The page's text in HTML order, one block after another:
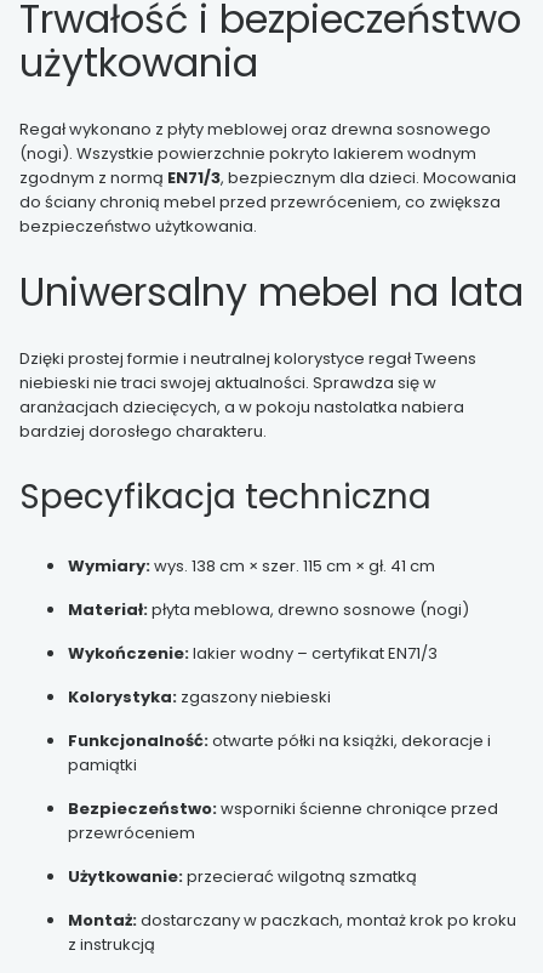
Trwałość i bezpieczeństwo
użytkowania
Regał wykonano z płyty meblowej oraz drewna sosnowego
(nogi). Wszystkie powierzchnie pokryto lakierem wodnym
zgodnym z normą EN71/3, bezpiecznym dla dzieci. Mocowania
do ściany chronią mebel przed przewróceniem, co zwiększa
bezpieczeństwo użytkowania.
Uniwersalny mebel na lata
Dzięki prostej formie i neutralnej kolorystyce regał Tweens
niebieski nie traci swojej aktualności. Sprawdza się w
aranżacjach dziecięcych, a w pokoju nastolatka nabiera
bardziej dorosłego charakteru.
Specyfikacja techniczna
Wymiary:wys. 138 cm × szer. 115 cm × gł. 41 cm
Materiał:płyta meblowa, drewno sosnowe (nogi)
Wykończenie:lakier wodny – certyfikat EN71/3
Kolorystyka: zgaszony niebieski
Funkcjonalność:otwarte półki na książki, dekoracje i
pamiątki
Bezpieczeństwo:wsporniki ścienne chroniące przed
przewróceniem
Użytkowanie:przecierać wilgotną szmatką
Montaż:dostarczany w paczkach, montaż krok po kroku
z instrukcją